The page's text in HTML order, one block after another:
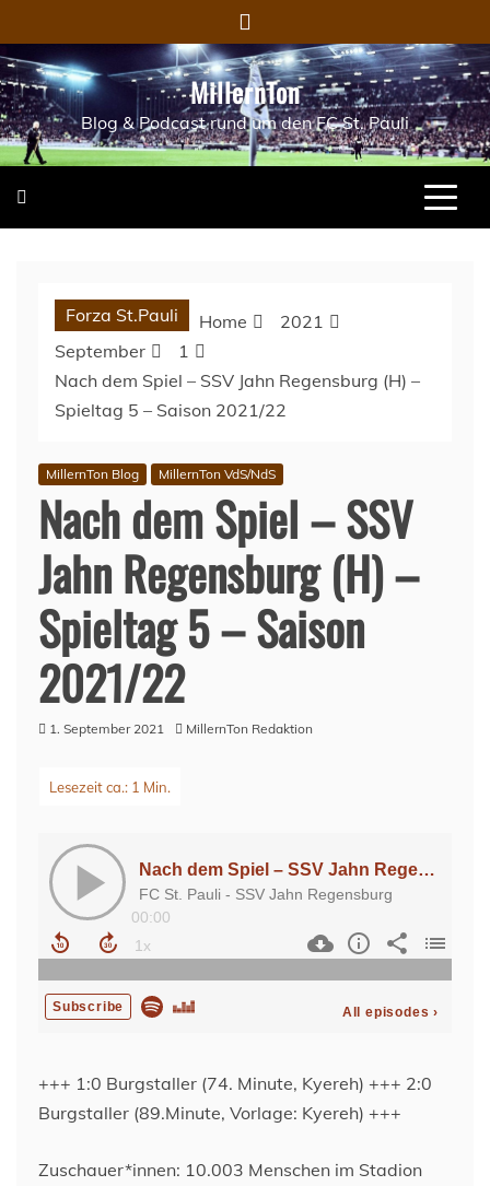
to
content
MillernTon
Blog & Podcast rund um den FC St. Pauli
Forza St.Pauli Home
2021
September
1
Nach dem Spiel – SSV Jahn Regensburg (H) –
Spieltag 5 – Saison 2021/22
MillernTon Blog MillernTon VdS/NdS
Nach dem Spiel – SSV
Jahn Regensburg (H) –
Spieltag 5 – Saison
2021/22
1. September 2021 MillernTon Redaktion
+++ 1:0 Burgstaller (74. Minute, Kyereh) +++ 2:0
Burgstaller (89.Minute, Vorlage: Kyereh) +++
Zuschauer*innen: 10.003 Menschen im Stadion